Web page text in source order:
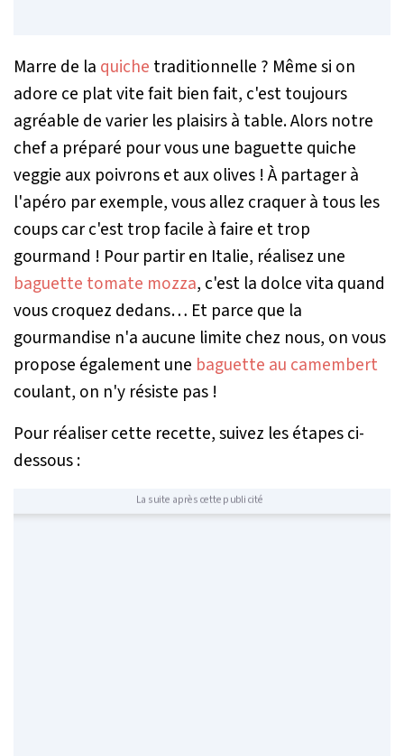
Marre de la quiche traditionnelle ? Même si on
adore ce plat vite fait bien fait, c'est toujours
agréable de varier les plaisirs à table. Alors notre
chef a préparé pour vous une baguette quiche
veggie aux poivrons et aux olives ! À partager à
l'apéro par exemple, vous allez craquer à tous les
coups car c'est trop facile à faire et trop
gourmand ! Pour partir en Italie, réalisez une
baguette tomate mozza, c'est la dolce vita quand
vous croquez dedans… Et parce que la
gourmandise n'a aucune limite chez nous, on vous
propose également une baguette au camembert
coulant, on n'y résiste pas !
Pour réaliser cette recette, suivez les étapes ci-
dessous :
La suite après cette publicité